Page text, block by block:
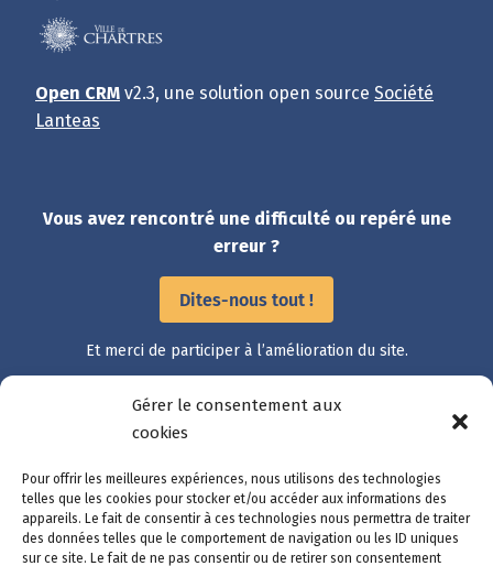
Open CRM v2.3, une solution open source Société
Lanteas
Vous avez rencontré une difficulté ou repéré une
erreur ?
Dites-nous tout !
Et merci de participer à l’amélioration du site.
Accès rapide
Catalogue des démarches
Suivre ma démarche
Mon compte
Nous contacter
Gérer le consentement aux
cookies
Pour offrir les meilleures expériences, nous utilisons des technologies
telles que les cookies pour stocker et/ou accéder aux informations des
appareils. Le fait de consentir à ces technologies nous permettra de traiter
des données telles que le comportement de navigation ou les ID uniques
sur ce site. Le fait de ne pas consentir ou de retirer son consentement